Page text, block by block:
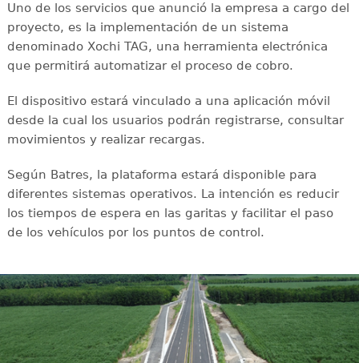
Uno de los servicios que anunció la empresa a cargo del
proyecto, es la implementación de un sistema
denominado Xochi TAG, una herramienta electrónica
que permitirá automatizar el proceso de cobro.
El dispositivo estará vinculado a una aplicación móvil
desde la cual los usuarios podrán registrarse, consultar
movimientos y realizar recargas.
Según Batres, la plataforma estará disponible para
diferentes sistemas operativos. La intención es reducir
los tiempos de espera en las garitas y facilitar el paso
de los vehículos por los puntos de control.